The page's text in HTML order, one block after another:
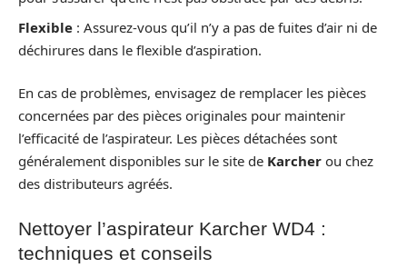
Flexible : Assurez-vous qu’il n’y a pas de fuites d’air ni de
déchirures dans le flexible d’aspiration.
En cas de problèmes, envisagez de remplacer les pièces
concernées par des pièces originales pour maintenir
l’efficacité de l’aspirateur. Les pièces détachées sont
généralement disponibles sur le site de Karcher ou chez
des distributeurs agréés.
Nettoyer l’aspirateur Karcher WD4 :
techniques et conseils